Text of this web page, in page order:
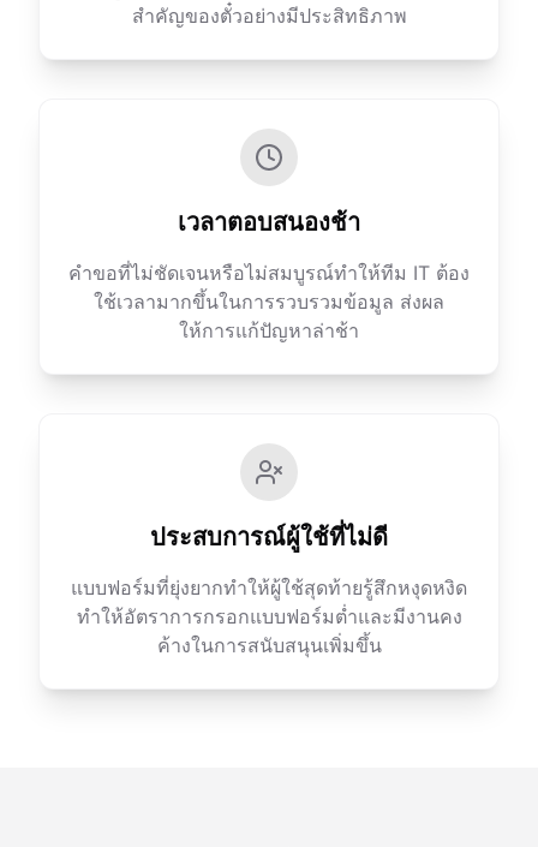
สำคัญของตั๋วอย่างมีประสิทธิภาพ
เวลาตอบสนองช้า
คำขอที่ไม่ชัดเจนหรือไม่สมบูรณ์ทำให้ทีม IT ต้อง
ใช้เวลามากขึ้นในการรวบรวมข้อมูล ส่งผล
ให้การแก้ปัญหาล่าช้า
ประสบการณ์ผู้ใช้ที่ไม่ดี
แบบฟอร์มที่ยุ่งยากทำให้ผู้ใช้สุดท้ายรู้สึกหงุดหงิด
ทำให้อัตราการกรอกแบบฟอร์มต่ำและมีงานคง
ค้างในการสนับสนุนเพิ่มขึ้น